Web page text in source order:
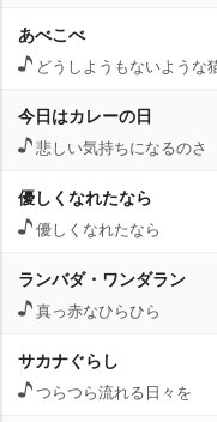
あべこべ
どうしようもないような
今日はカレーの日
悲しい気持ちになるのさ
優しくなれたなら
優しくなれたなら
ランバダ・ワンダラン
真っ赤なひらひら
サカナぐらし
つらつら流れる日々を